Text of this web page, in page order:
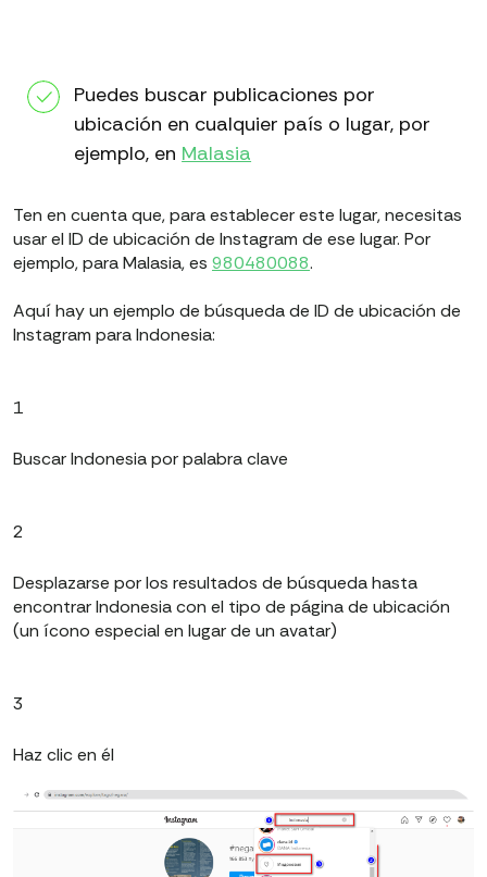
Puedes buscar publicaciones por
ubicación en cualquier país o lugar, por
ejemplo, en Malasia
Ten en cuenta que, para establecer este lugar, necesitas
usar el ID de ubicación de Instagram de ese lugar. Por
ejemplo, para Malasia, es 980480088.
Aquí hay un ejemplo de búsqueda de ID de ubicación de
Instagram para Indonesia:
1
Buscar Indonesia por palabra clave
2
Desplazarse por los resultados de búsqueda hasta
encontrar Indonesia con el tipo de página de ubicación
(un ícono especial en lugar de un avatar)
3
Haz clic en él